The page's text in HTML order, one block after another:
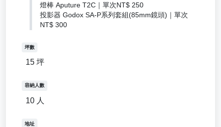
燈棒 Aputure T2C｜單次NT$ 250
投影器 Godox SA-P系列套組(85mm鏡頭)｜單次
NT$ 300
坪數
15 坪
容納人數
10 人
地址